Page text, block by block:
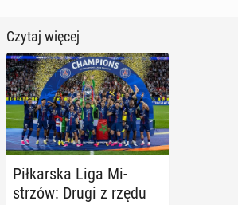
Czytaj więcej
Pił­kar­ska Liga Mi­
strzów: Drugi z rzędu